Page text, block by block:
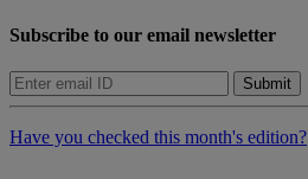
Subscribe to our email newsletter
Submit
Have you checked this month's edition?